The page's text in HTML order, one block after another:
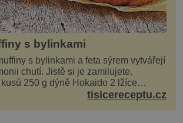
s bylinkami
s bylinkami a feta sýrem vytvářejí
chutí. Jistě si je zamilujete.
250 g dýně Hokaido 2 lžíce
sůl, pepř hrst nasekaných špen...
tisicereceptu.cz